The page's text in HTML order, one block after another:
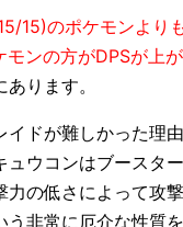
15)のポケモンより
ンの方がDPSが上が
ります。
イドが難しかった理
ュウコンはブースタ
力の低さによって攻
う非常に厄介な性質